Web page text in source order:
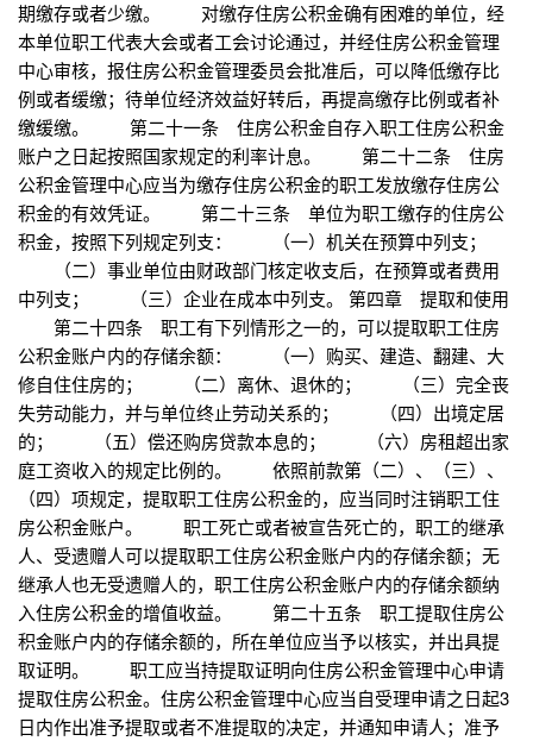
期缴存或者少缴。 对缴存住房公积金确有困难的单位，经
本单位职工代表大会或者工会讨论通过，并经住房公积金管理
中心审核，报住房公积金管理委员会批准后，可以降低缴存比
例或者缓缴；待单位经济效益好转后，再提高缴存比例或者补
缴缓缴。 第二十一条 住房公积金自存入职工住房公积金
账户之日起按照国家规定的利率计息。 第二十二条 住房
公积金管理中心应当为缴存住房公积金的职工发放缴存住房公
积金的有效凭证。 第二十三条 单位为职工缴存的住房公
积金，按照下列规定列支： （一）机关在预算中列支；
（二）事业单位由财政部门核定收支后，在预算或者费用
中列支； （三）企业在成本中列支。 第四章 提取和使用
第二十四条 职工有下列情形之一的，可以提取职工住房
公积金账户内的存储余额： （一）购买、建造、翻建、大
修自住住房的； （二）离休、退休的； （三）完全丧
失劳动能力，并与单位终止劳动关系的； （四）出境定居
的； （五）偿还购房贷款本息的； （六）房租超出家
庭工资收入的规定比例的。 依照前款第（二）、（三）、
（四）项规定，提取职工住房公积金的，应当同时注销职工住
房公积金账户。 职工死亡或者被宣告死亡的，职工的继承
人、受遗赠人可以提取职工住房公积金账户内的存储余额；无
继承人也无受遗赠人的，职工住房公积金账户内的存储余额纳
入住房公积金的增值收益。 第二十五条 职工提取住房公
积金账户内的存储余额的，所在单位应当予以核实，并出具提
取证明。 职工应当持提取证明向住房公积金管理中心申请
提取住房公积金。住房公积金管理中心应当自受理申请之日起3
日内作出准予提取或者不准提取的决定，并通知申请人；准予